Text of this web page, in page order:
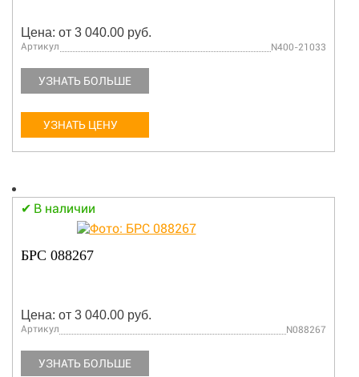
Цена: от 3 040.00 руб.
Артикул N400-21033
УЗНАТЬ БОЛЬШЕ
УЗНАТЬ ЦЕНУ
В наличии
БРС 088267
Цена: от 3 040.00 руб.
Артикул N088267
УЗНАТЬ БОЛЬШЕ